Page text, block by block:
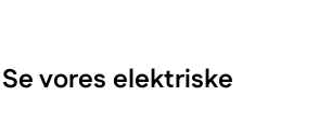
vores elektriske